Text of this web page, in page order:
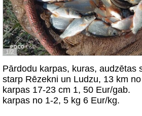
1/2
Pārdodu karpas, kuras, audzētas
starp Rēzekni un Ludzu, 13 km
karpas 17-23 cm 1, 50 Eur/gab.
karpas no 1-2, 5 kg 6 Eur/kg.